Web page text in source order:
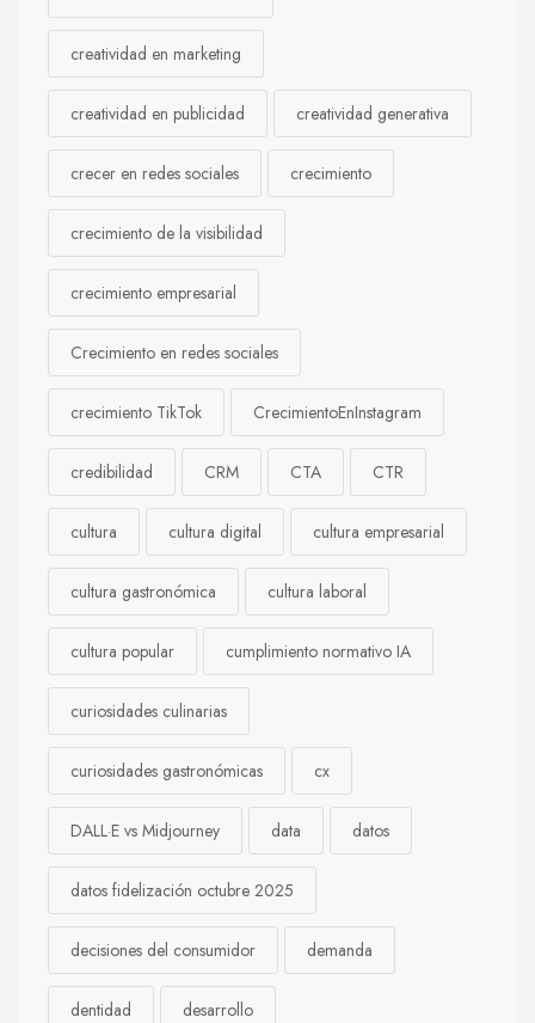
creatividad en marketing
creatividad en publicidad creatividad generativa
crecer en redes sociales crecimiento
crecimiento de la visibilidad
crecimiento empresarial
Crecimiento en redes sociales
crecimiento TikTok CrecimientoEnInstagram
credibilidad CRM CTA CTR
cultura cultura digital cultura empresarial
cultura gastronómica cultura laboral
cultura popular cumplimiento normativo IA
curiosidades culinarias
curiosidades gastronómicas cx
DALL·E vs Midjourney data datos
datos fidelización octubre 2025
decisiones del consumidor demanda
dentidad desarrollo